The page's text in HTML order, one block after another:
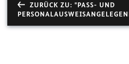
ZURÜCK ZU: "PASS- UND